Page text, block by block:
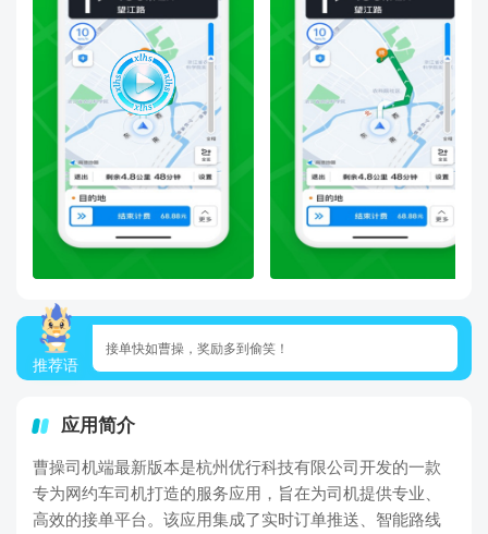
推荐语
接单快如曹操，奖励多到偷笑！
应用简介
曹操司机端最新版本是杭州优行科技有限公司开发的一款
专为网约车司机打造的服务应用，旨在为司机提供专业、
高效的接单平台。该应用集成了实时订单推送、智能路线